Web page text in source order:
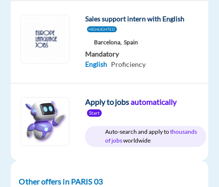
DESCRIPTION
Sales support intern with English
HIGHLIGHTED
Barcelona, Spain
Mandatory
English Proficiency
Apply to jobsautomatically
Start
Auto-search and apply tothousands
of jobsworldwide
Other offers in PARIS 03